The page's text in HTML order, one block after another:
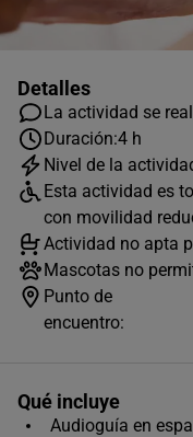
L
M X
3
4
24
25 26
Detalles
La actividad se
Duración:4 h
Nivel de la
Esta actividad es
con movilidad
Actividad no apta
Mascotas no
Punto de
encuentro:
Qué incluye
Audioguía en